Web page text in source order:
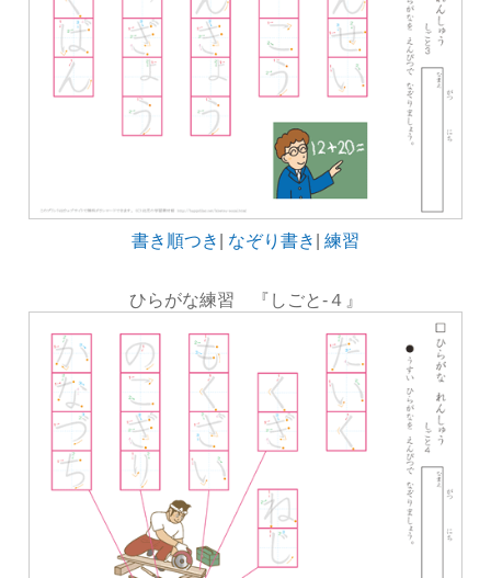
書き順つき | なぞり書き | 練習
ひらがな練習 『しごと-４』